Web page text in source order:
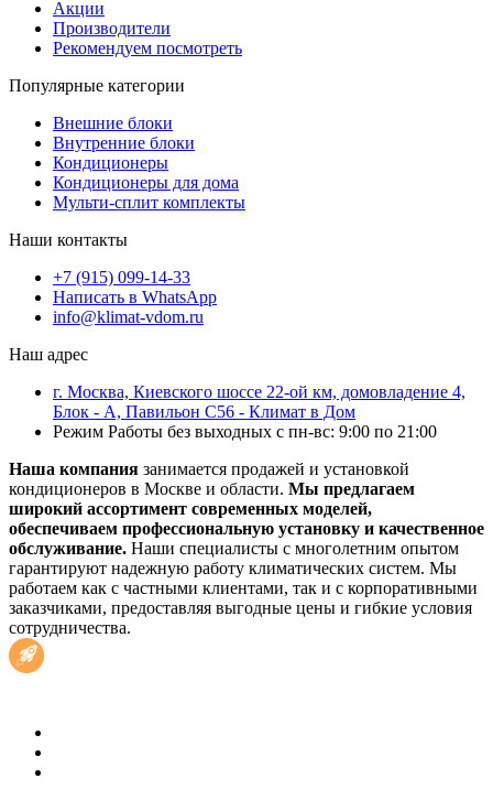
Акции
Производители
Рекомендуем посмотреть
Популярные категории
Внешние блоки
Внутренние блоки
Кондиционеры
Кондиционеры для дома
Мульти-сплит комплекты
Наши контакты
+7 (915) 099-14-33
Написать в WhatsApp
info@klimat-vdom.ru
Наш адрес
г. Москва, Киевского шоссе 22-ой км, домовладение 4,
Блок - А, Павильон С56 - Климат в Дом
Режим Работы без выходных с пн-вс: 9:00 по 21:00
Наша компания занимается продажей и установкой
кондиционеров в Москве и области. Мы предлагаем
широкий ассортимент современных моделей,
обеспечиваем профессиональную установку и качественное
обслуживание. Наши специалисты с многолетним опытом
гарантируют надежную работу климатических систем. Мы
работаем как с частными клиентами, так и с корпоративными
заказчиками, предоставляя выгодные цены и гибкие условия
сотрудничества.